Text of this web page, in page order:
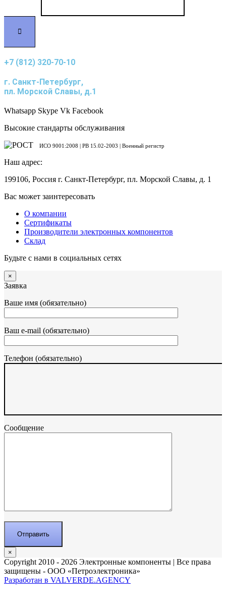
+7 (812) 320-70-10
г. Санкт-Петербург,
пл. Морской Славы, д.1
Whatsapp Skype Vk Facebook
Высокие стандарты обслуживания
ИСО 9001:2008 | PB 15.02-2003 | Военный регистр
Наш адрес:
199106, Россия г. Санкт-Петербург, пл. Морской Славы, д. 1
Вас может заинтересовать
О компании
Сертификаты
Производители электронных компонентов
Склад
Будьте с нами в социальных сетях
×
Заявка
Ваше имя (обязательно)
Ваш e-mail (обязательно)
Телефон (обязательно)
Сообщение
×
Copyright 2010 - 2026 Электронные компоненты | Все права
защищены - ООО «Петроэлектроника»
Разработан в VALVERDE.AGENCY